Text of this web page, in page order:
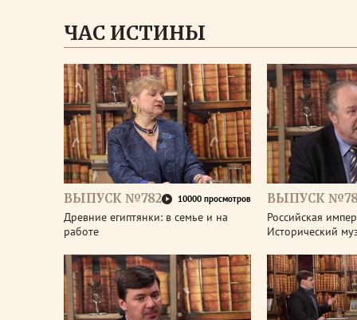
ЧАС ИСТИНЫ
ВЫПУСК №782 10000 просмотров
Древние египтянки: в семье и на
работе
ВЫПУСК
Российская
Исторический